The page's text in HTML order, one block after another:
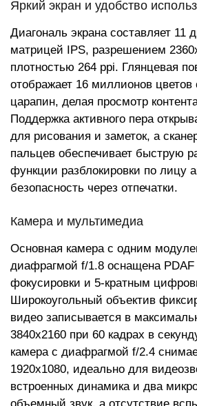
Яркий экран и удобство
Диагональ экрана составляет 11
матрицей IPS, разрешением
плотностью 264 ppi. Глянцевая
отображает 16 миллионов
царапин, делая просмотр
Поддержка активного пера
для рисования и заметок, а
пальцев обеспечивает быструю
функции разблокировки по лицу
безопасность через отпечатки.
Камера и мультимедиа
Основная камера с одним
диафрагмой f/1.8 оснащена PDAF
фокусировки и 5-кратным
Широкоугольный объектив
видео записывается в
3840x2160 при 60 кадрах в
камера с диафрагмой f/2.4
1920x1080, идеально для
встроенных динамика и два